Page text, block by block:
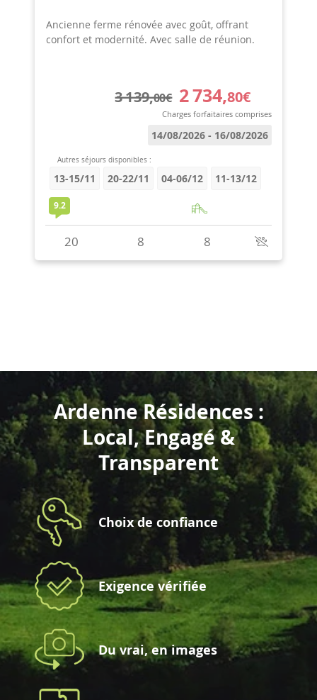
Ardenne Résidences :
Local, Engagé &
Transparent
Choix de confiance
Exigence vérifiée
Du vrai, en images